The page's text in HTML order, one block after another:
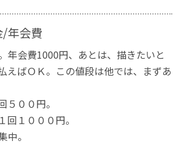
年会費
年会費1000円、あとは、描きたいと
えばＯＫ。この値段は他では、まずあ
５００円。
回１０００円。
中。